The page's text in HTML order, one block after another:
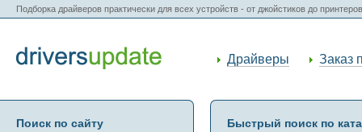
Подборка драйверов практически для всех устройств - от джойстиков до
Драйверы Заказ
Поиск по сайту Быстрый поиск по